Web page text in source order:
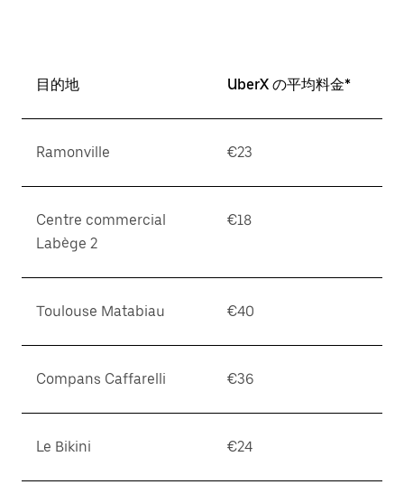
目的地 UberX の平均料金*
Ramonville €23
Centre commercial
Labège 2
€18
Toulouse Matabiau €40
Compans Caffarelli €36
Le Bikini €24